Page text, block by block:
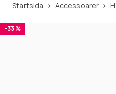
Startsida Accessoarer
-33 %